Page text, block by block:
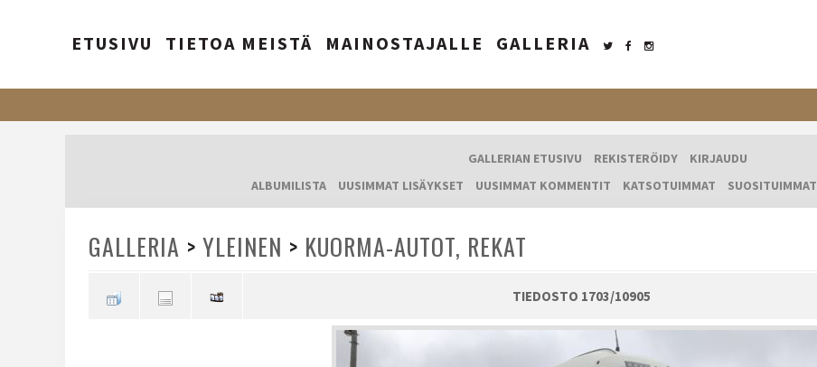
ETUSIVU TIETOA MEISTÄ MAINOSTAJALLE GALLERIA
GALLERIAN ETUSIVU REKISTERÖIDY
KIRJAUDU
ALBUMILISTA
UUSIMMAT LISÄYKSET UUSIMMAT KOMMENTIT KATSOTUIMMAT SUOSITUIMMAT
GALLERIA > YLEINEN > KUORMA-AUTOT, REKAT
TIEDOSTO 1703/10905